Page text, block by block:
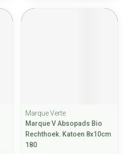
Marque Verte
Marque V Absopads Bio
Rechthoek. Katoen 8x10cm
180